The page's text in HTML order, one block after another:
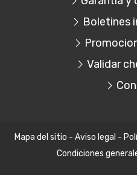
Boletines
Validar
Mapa del sitio - Aviso legal -
Condiciones